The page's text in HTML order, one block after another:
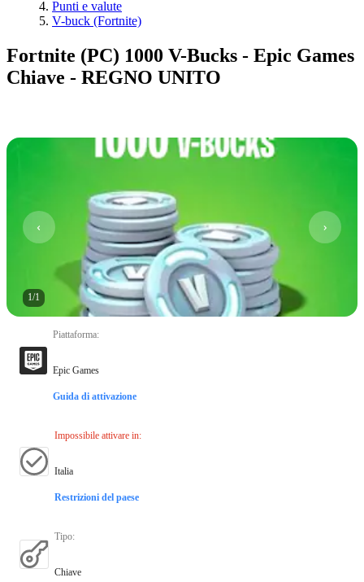
Punti e valute
V-buck (Fortnite)
Fortnite (PC) 1000 V-Bucks - Epic Games
Chiave - REGNO UNITO
1/1
Piattaforma:
Epic Games
Guida di attivazione
Impossibile attivare in:
Italia
Restrizioni del paese
Tipo:
Chiave